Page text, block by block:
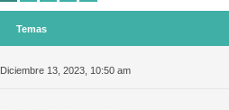
Temas
Diciembre 13, 2023, 10:50 am